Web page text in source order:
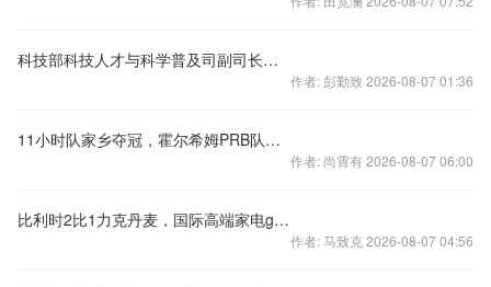
科技部科技人才与科学普及司副司长李勇接受纪律审查和监察调查
作者: 彭勤致 2026-08-07 01:36
11小时队家乡夺冠，霍尔希姆PRB队领跑积分榜
作者: 尚霄有 2026-08-07 06:00
比利时2比1力克丹麦，国际高端家电gorenje现场助力顶级对决
作者: 马致克 2026-08-07 04:56